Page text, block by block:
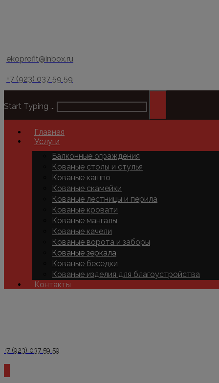
ekoprofit@inbox.ru
+7 (923) 037 59 59
Start Typing ...
Главная
Услуги
Балконные ограждения
Кованые столы и стулья
Кованые кашпо
Кованые скамейки
Кованые лестницы и перила
Кованые кровати
Кованые мангалы
Кованые качели
Кованые ворота и заборы
Кованые зеркала
Кованые беседки
Кованые изделия для благоустройства
Контакты
+7 (923) 037 59 59